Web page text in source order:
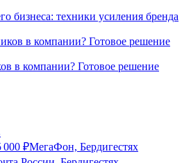
бизнеса: техники усиления бренда
в компании? Готовое решение
000 ₽МегаФон, Бердигестях